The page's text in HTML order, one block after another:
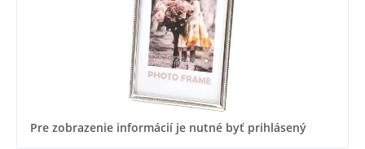
Pre zobrazenie informácií je nutné byť prihlásený